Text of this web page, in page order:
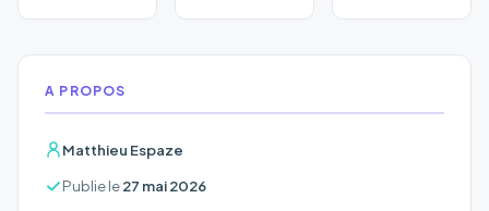
A PROPOS
Matthieu Espaze
Publie le27 mai 2026